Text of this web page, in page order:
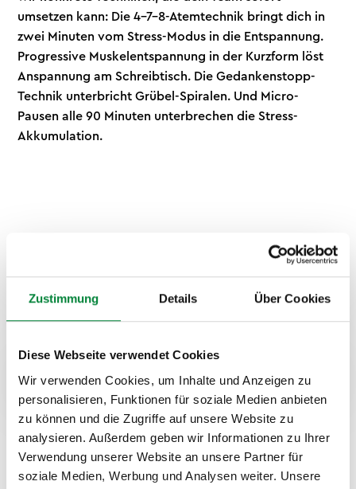
Zustimmung Details Über Cookies
Diese Webseite verwendet Cookies
Wir verwenden Cookies, um Inhalte und Anzeigen zu
personalisieren, Funktionen für soziale Medien anbieten
zu können und die Zugriffe auf unsere Website zu
analysieren. Außerdem geben wir Informationen zu Ihrer
Verwendung unserer Website an unsere Partner für
soziale Medien, Werbung und Analysen weiter. Unsere
umsetzen kann: Die 4-7-8-Atemtechnik bringt dich in
zwei Minuten vom Stress-Modus in die Entspannung.
Progressive Muskelentspannung in der Kurzform löst
Anspannung am Schreibtisch. Die Gedankenstopp-
Technik unterbricht Grübel-Spiralen. Und Micro-
Pausen alle 90 Minuten unterbrechen die Stress-
Akkumulation.
Formate, Ablauf und
Organisation
Flexible Formate für jedes
Setting